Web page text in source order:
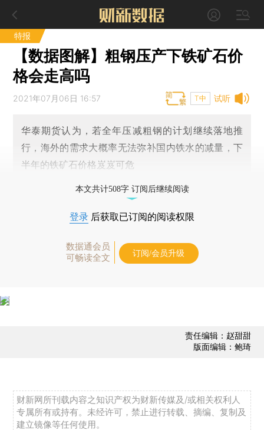
特报
【数据图解】粗钢压产下铁矿石价
格会走高吗
试听
2021年07月06日 16:57 T中
华泰期货认为，若全年压减粗钢的计划继续落地推
行，海外的需求大概率无法弥补国内铁水的减量，下
半年的铁矿石价格岌岌可危
本文共计508字 订阅后继续阅读
登录 后获取已订阅的阅读权限
数据通会员
可畅读全文
订阅/会员升级
责任编辑：赵甜甜
版面编辑：鲍琦
财新网所刊载内容之知识产权为财新传媒及/或相关权利人
专属所有或持有。未经许可，禁止进行转载、摘编、复制及
建立镜像等任何使用。